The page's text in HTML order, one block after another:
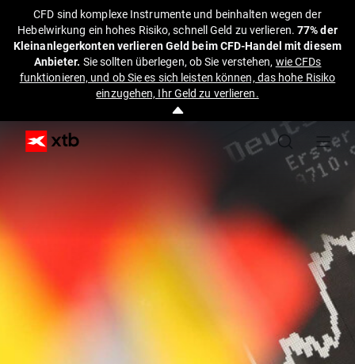
CFD sind komplexe Instrumente und beinhalten wegen der
Hebelwirkung ein hohes Risiko, schnell Geld zu verlieren.77% der
Kleinanlegerkonten verlieren Geld beim CFD-Handel mit diesem
Anbieter. Sie sollten überlegen, ob Sie verstehen, wie CFDs
funktionieren, und ob Sie es sich leisten können, das hohe Risiko
einzugehen, Ihr Geld zu verlieren.